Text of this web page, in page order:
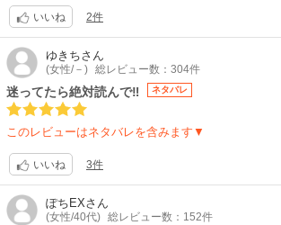
いいね 2件
ゆきちさん
(女性/－) 総レビュー数：304件
迷ってたら絶対読んで‼️ ネタバレ
このレビューはネタバレを含みます▼
いいね 3件
ぽちEXさん
(女性/40代) 総レビュー数：152件